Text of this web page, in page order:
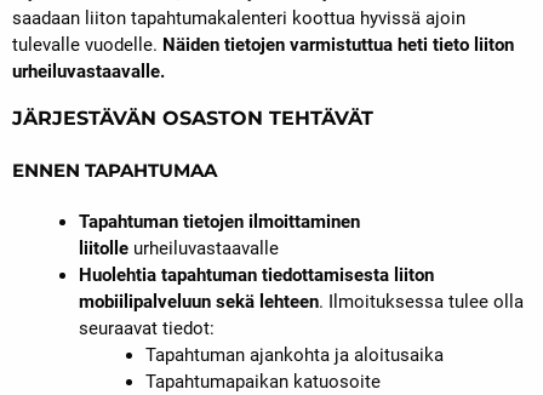
saadaan liiton tapahtumakalenteri koottua hyvissä ajoin
tulevalle vuodelle. Näiden tietojen varmistuttua heti tieto liiton
urheiluvastaavalle.
JÄRJESTÄVÄN OSASTON TEHTÄVÄT
ENNEN TAPAHTUMAA
Tapahtuman tietojen ilmoittaminen
liitolle urheiluvastaavalle
Huolehtia tapahtuman tiedottamisesta liiton
mobiilipalveluun sekä lehteen. Ilmoituksessa tulee olla
seuraavat tiedot:
Tapahtuman ajankohta ja aloitusaika
Tapahtumapaikan katuosoite